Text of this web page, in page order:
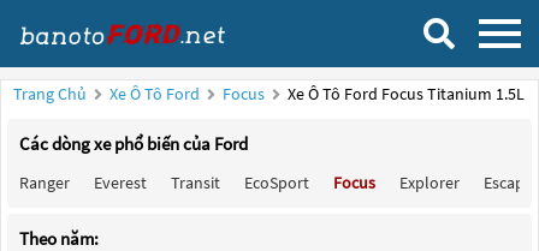
Trang Chủ Xe Ô Tô Ford Focus Xe Ô Tô Ford Focus Titanium 1.5L
Các dòng xe phổ biến của Ford
Ranger Everest Transit EcoSport Focus Explorer Escape
Theo năm: